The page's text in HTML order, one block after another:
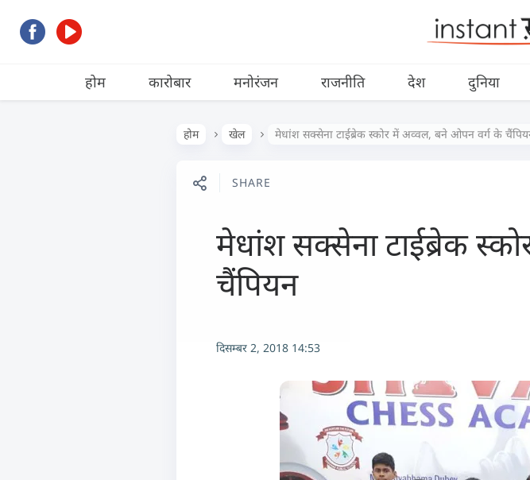
होम कारोबार मनोरंजन राजनीति देश दुनिया
होम खेल मेधांश सक्सेना टाईब्रेक स्कोर में अव्वल, बने ओपन वर्ग के
SHARE
मेधांश सक्सेना टाईब्रेक
चैंपियन
दिसम्बर 2, 2018 14:53